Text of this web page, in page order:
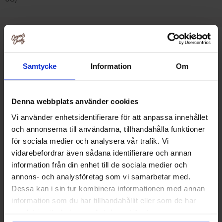
Samtycke Information Om
Denna webbplats använder cookies
Vi använder enhetsidentifierare för att anpassa innehållet
och annonserna till användarna, tillhandahålla funktioner
för sociala medier och analysera vår trafik. Vi
vidarebefordrar även sådana identifierare och annan
information från din enhet till de sociala medier och
annons- och analysföretag som vi samarbetar med.
Dessa kan i sin tur kombinera informationen med annan
information som du har tillhandahållit eller som de har
Relaterte produkter